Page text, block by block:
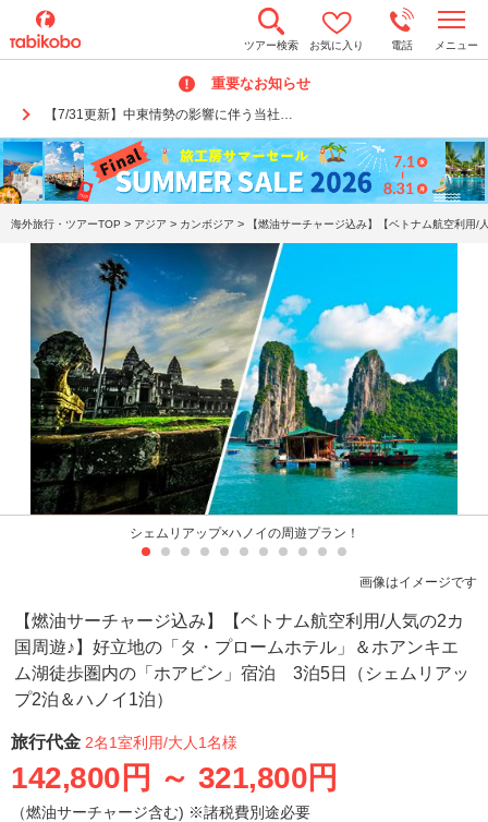
ツアー検索 お気に入り 電話 メニュー
重要なお知らせ
【7/31更新】中東情勢の影響に伴う当社…
o
n
a
v
i
g
a
t
海外旅行・ツアーTOP > アジア > カンボジア > 【燃油サーチャージ込み】【ベトナム航空利
シェムリアップ×ハノイの周遊プラン！
画像はイメージです
【燃油サーチャージ込み】【ベトナム航空利用/人気の2カ
国周遊♪】好立地の「タ・プロームホテル」＆ホアンキエ
ム湖徒歩圏内の「ホアビン」宿泊 3泊5日（シェムリアッ
プ2泊＆ハノイ1泊）
旅行代金 2名1室利用/大人1名様
142,800円 ～ 321,800円
（燃油サーチャージ含む) ※諸税費別途必要